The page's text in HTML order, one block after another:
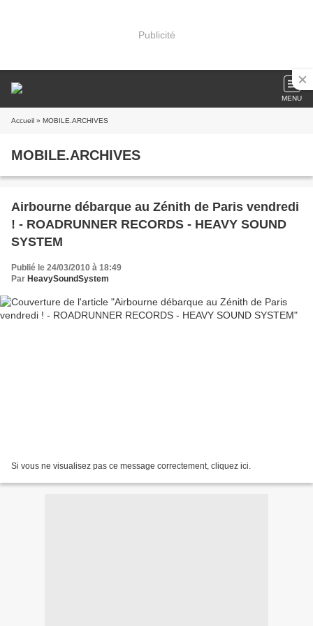
Publicité
MENU
Accueil » MOBILE.ARCHIVES
MOBILE.ARCHIVES
Airbourne débarque au Zénith de Paris vendredi
!‏ - ROADRUNNER RECORDS - HEAVY SOUND
SYSTEM
Publié le 24/03/2010 à 18:49
Par HeavySoundSystem
Si vous ne visualisez pas ce message correctement, cliquez ici.